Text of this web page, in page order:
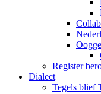
Register
Dialect
Tegels blief